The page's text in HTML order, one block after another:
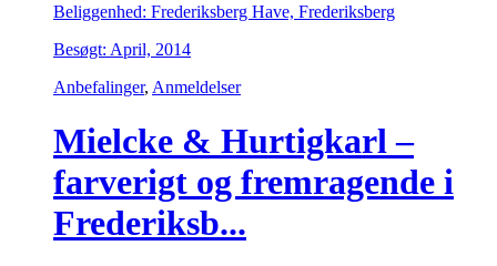
Beliggenhed: Frederiksberg Have, Frederiksberg
Besøgt: April, 2014
Anbefalinger, Anmeldelser
Mielcke & Hurtigkarl –
farverigt og fremragende i
Frederiksb...